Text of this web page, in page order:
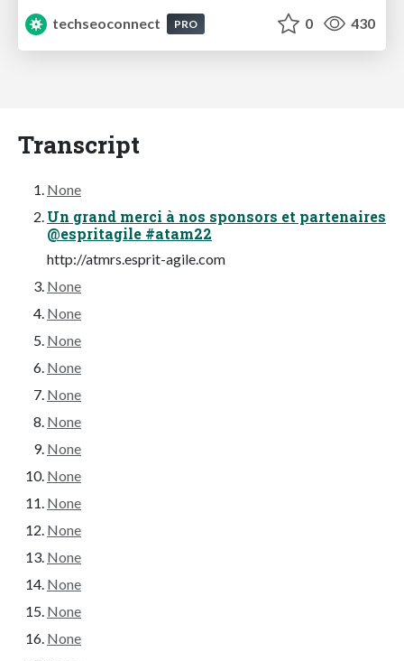
techseoconnect
PRO 0 430
Transcript
None
Un grand merci à nos sponsors et partenaires
@espritagile #atam22
http://atmrs.esprit-agile.com
None
None
None
None
None
None
None
None
None
None
None
None
None
None